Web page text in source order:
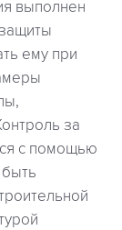
выполнен
ему при
за
с помощью